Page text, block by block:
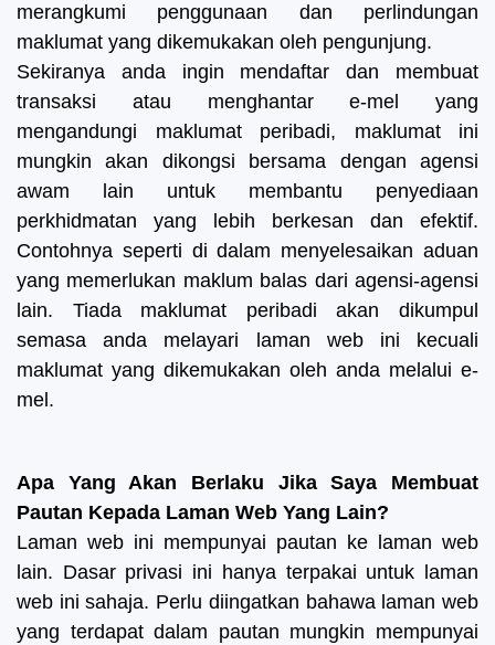
merangkumi penggunaan dan perlindungan
maklumat yang dikemukakan oleh pengunjung.
Sekiranya anda ingin mendaftar dan membuat
transaksi atau menghantar e-mel yang
mengandungi maklumat peribadi, maklumat ini
mungkin akan dikongsi bersama dengan agensi
awam lain untuk membantu penyediaan
perkhidmatan yang lebih berkesan dan efektif.
Contohnya seperti di dalam menyelesaikan aduan
yang memerlukan maklum balas dari agensi-agensi
lain. Tiada maklumat peribadi akan dikumpul
semasa anda melayari laman web ini kecuali
maklumat yang dikemukakan oleh anda melalui e-
mel.
Apa Yang Akan Berlaku Jika Saya Membuat
Pautan Kepada Laman Web Yang Lain?
Laman web ini mempunyai pautan ke laman web
lain. Dasar privasi ini hanya terpakai untuk laman
web ini sahaja. Perlu diingatkan bahawa laman web
yang terdapat dalam pautan mungkin mempunyai